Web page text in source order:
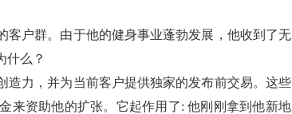
户群。由于他的健身事业蓬勃发展，他收到了无
什么？
力，并为当前客户提供独家的发布前交易。这些
来资助他的扩张。它起作用了: 他刚刚拿到他新地